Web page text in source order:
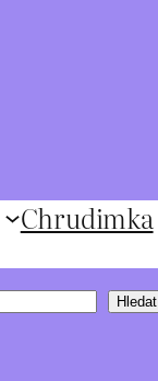
Chrudimka
Hledat